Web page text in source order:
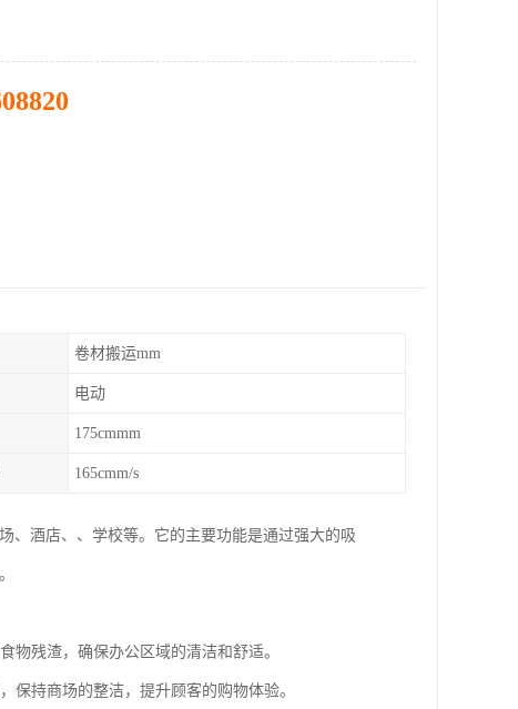
卷材搬运mm
电动
175cmmm
165cmm/s
、酒店、、学校等。它的主要功能是通过强大的吸
物残渣，确保办公区域的清洁和舒适。
保持商场的整洁，提升顾客的购物体验。